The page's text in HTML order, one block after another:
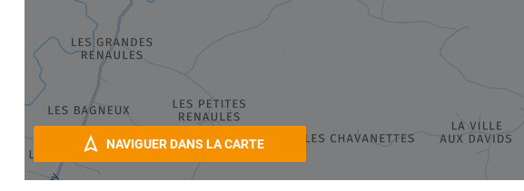
NAVIGUER DANS LA CARTE